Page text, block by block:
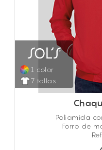
1 color
7 tallas
Poliamida
Forro de